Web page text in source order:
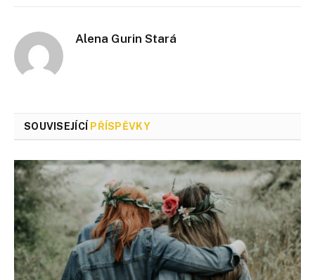
Alena Gurin Stará
SOUVISEJÍCÍ PŘÍSPĚVKY